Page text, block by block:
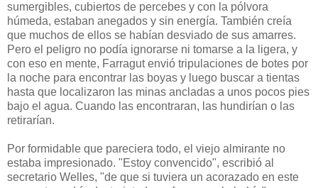
sumergibles, cubiertos de percebes y con la pólvora
húmeda, estaban anegados y sin energía. También creía
que muchos de ellos se habían desviado de sus amarres.
Pero el peligro no podía ignorarse ni tomarse a la ligera, y
con eso en mente, Farragut envió tripulaciones de botes por
la noche para encontrar las boyas y luego buscar a tientas
hasta que localizaron las minas ancladas a unos pocos pies
bajo el agua. Cuando las encontraran, las hundirían o las
retirarían.
Por formidable que pareciera todo, el viejo almirante no
estaba impresionado. "Estoy convencido", escribió al
secretario Welles, "de que si tuviera un acorazado en este